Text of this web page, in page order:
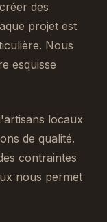
des
projet est
Nous
esquisse
locaux
de qualité.
contraintes
nous permet